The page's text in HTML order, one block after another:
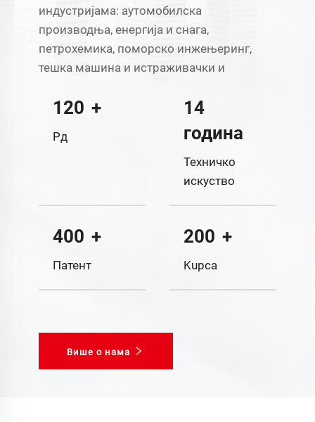
индустријама: аутомобилска
производња, енергија и снага,
петрохемика, поморско инжењеринг,
тешка машина и истраживачки и
120 +
Рд
14
година
Техничко
искуство
400 +
Патент
200 +
Kupca
Више о нама